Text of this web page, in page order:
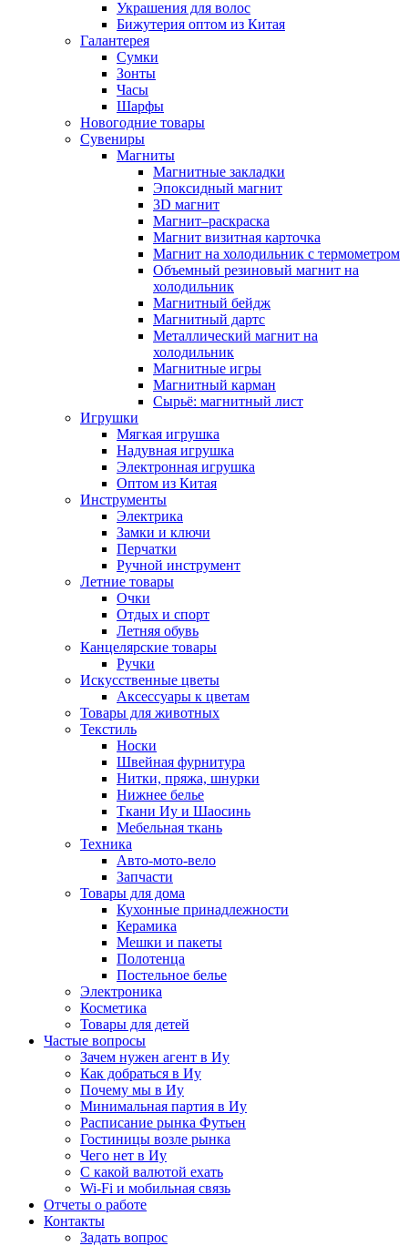
Украшения для волос
Бижутерия оптом из Китая
Галантерея
Сумки
Зонты
Часы
Шарфы
Новогодние товары
Сувениры
Магниты
Магнитные закладки
Эпоксидный магнит
3D магнит
Магнит–раскраска
Магнит визитная карточка
Магнит на холодильник с термометром
Объемный резиновый магнит на
холодильник
Магнитный бейдж
Магнитный дартс
Металлический магнит на
холодильник
Магнитные игры
Магнитный карман
Сырьё: магнитный лист
Игрушки
Мягкая игрушка
Надувная игрушка
Электронная игрушка
Оптом из Китая
Инструменты
Электрика
Замки и ключи
Перчатки
Ручной инструмент
Летние товары
Очки
Отдых и спорт
Летняя обувь
Канцелярские товары
Ручки
Искусственные цветы
Аксессуары к цветам
Товары для животных
Текстиль
Носки
Швейная фурнитура
Нитки, пряжа, шнурки
Нижнее белье
Ткани Иу и Шаосинь
Мебельная ткань
Техника
Авто-мото-вело
Запчасти
Товары для дома
Кухонные принадлежности
Керамика
Мешки и пакеты
Полотенца
Постельное белье
Электроника
Косметика
Товары для детей
Частые вопросы
Зачем нужен агент в Иу
Как добраться в Иу
Почему мы в Иу
Минимальная партия в Иу
Расписание рынка Футьен
Гостиницы возле рынка
Чего нет в Иу
С какой валютой ехать
Wi-Fi и мобильная связь
Отчеты о работе
Контакты
Задать вопрос